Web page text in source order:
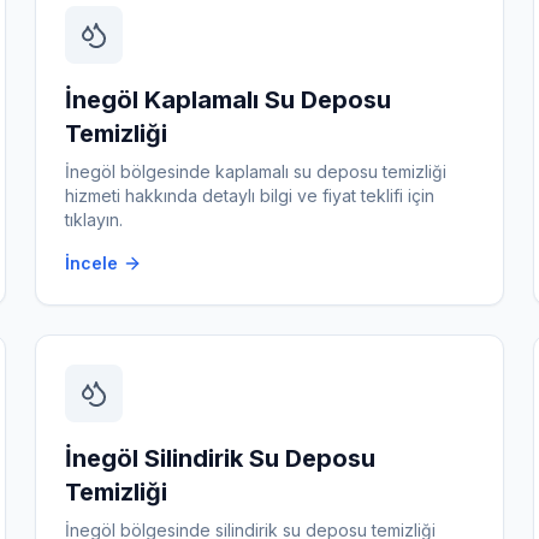
İnegöl Kaplamalı Su Deposu
Temizliği
İnegöl bölgesindekaplamalı su deposu temizliği
hizmeti hakkında detaylı bilgi ve fiyat teklifi için
tıklayın.
İncele
İnegöl Silindirik Su Deposu
Temizliği
İnegöl bölgesindesilindirik su deposu temizliği